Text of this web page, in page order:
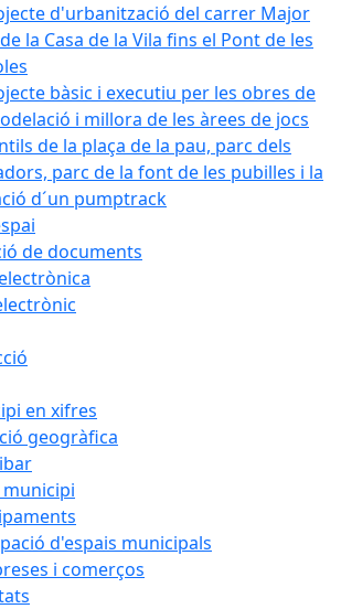
d'urbanització del carrer Major
la Casa de la Vila fins el Pont de les
bàsic i executiu per les obres de
i millora de les àrees de jocs
de la plaça de la pau, parc dels
parc de la font de les pubilles i la
d´un pumptrack
de documents
en xifres
geogràfica
municipi
d'espais municipals
i comerços